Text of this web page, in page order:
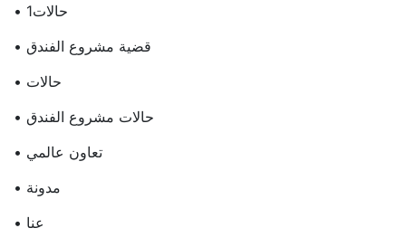
• حالات1
• قضية مشروع الفندق
• حالات
• حالات مشروع الفندق
• تعاون عالمي
• مدونة
• عنا